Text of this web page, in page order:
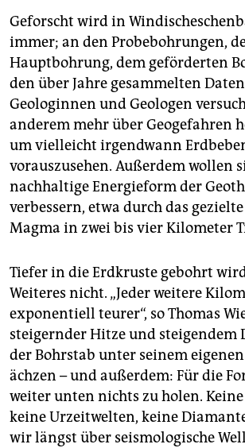
Geforscht wird in
immer; an den Probebohrungen,
Hauptbohrung, dem geförderten
den über Jahre gesammelten
Geologinnen und Geologen
anderem mehr über Geogefahren
um vielleicht irgendwann
vorauszusehen. Außerdem wollen
nachhaltige Energieform der
verbessern, etwa durch das
Magma in zwei bis vier Kilometer
Tiefer in die Erdkruste gebohrt
Weiteres nicht. „Jeder weitere
exponentiell teurer“, so Thomas
steigernder Hitze und steigendem
der Bohrstab unter seinem
ächzen – und außerdem: Für die
weiter unten nichts zu holen.
keine Urzeitwelten, keine
wir längst über seismologische